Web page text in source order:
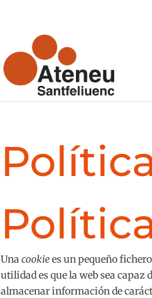
Unacookiees un pequeño
utilidad es que la web sea
almacenar información de